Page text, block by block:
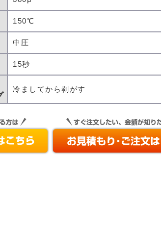
150℃
中圧
15秒
冷ましてから剥がす